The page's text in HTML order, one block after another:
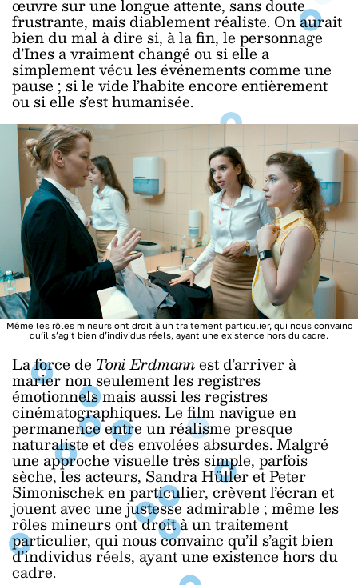
œuvre sur une longue attente, sans doute
frustrante, mais diablement réaliste. On aurait
bien du mal à dire si, à la fin, le personnage
d’Ines a vraiment changé ou si elle a
simplement vécu les événements comme une
pause ; si le vide l’habite encore entièrement
ou si elle s’est humanisée.
Même les rôles mineurs ont droit à un traitement particulier, qui nous convainc
qu’il s’agit bien d’individus réels, ayant une existence hors du cadre.
La force de Toni Erdmannest d’arriver à
marier non seulement les registres
émotionnels mais aussi les registres
cinématographiques. Le film navigue en
permanence entre un réalisme presque
naturaliste et des envolées absurdes. Malgré
une approche visuelle très simple, parfois
sèche, les acteurs, Sandra Hüller et Peter
Simonischek en particulier, crèvent l’écran et
jouent avec une justesse admirable ; même les
rôles mineurs ont droit à un traitement
particulier, qui nous convainc qu’il s’agit bien
d’individus réels, ayant une existence hors du
cadre.